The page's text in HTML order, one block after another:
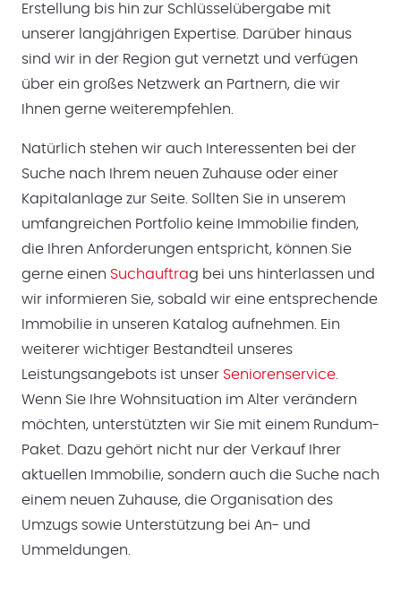
Erstellung bis hin zur Schlüsselübergabe mit
unserer langjährigen Expertise. Darüber hinaus
sind wir in der Region gut vernetzt und verfügen
über ein großes Netzwerk an Partnern, die wir
Ihnen gerne weiterempfehlen.
Natürlich stehen wir auch Interessenten bei der
Suche nach Ihrem neuen Zuhause oder einer
Kapitalanlage zur Seite. Sollten Sie in unserem
umfangreichen Portfolio keine Immobilie finden,
die Ihren Anforderungen entspricht, können Sie
gerne einen Suchauftrag bei uns hinterlassen und
wir informieren Sie, sobald wir eine entsprechende
Immobilie in unseren Katalog aufnehmen. Ein
weiterer wichtiger Bestandteil unseres
Leistungsangebots ist unser Seniorenservice
Wenn Sie Ihre Wohnsituation im Alter verändern
möchten, unterstützten wir Sie mit einem Rundum-
Paket. Dazu gehört nicht nur der Verkauf Ihrer
aktuellen Immobilie, sondern auch die Suche nach
einem neuen Zuhause, die Organisation des
Umzugs sowie Unterstützung bei An- und
Ummeldungen.